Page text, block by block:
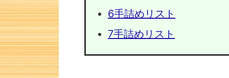
6手詰めリスト
7手詰めリスト